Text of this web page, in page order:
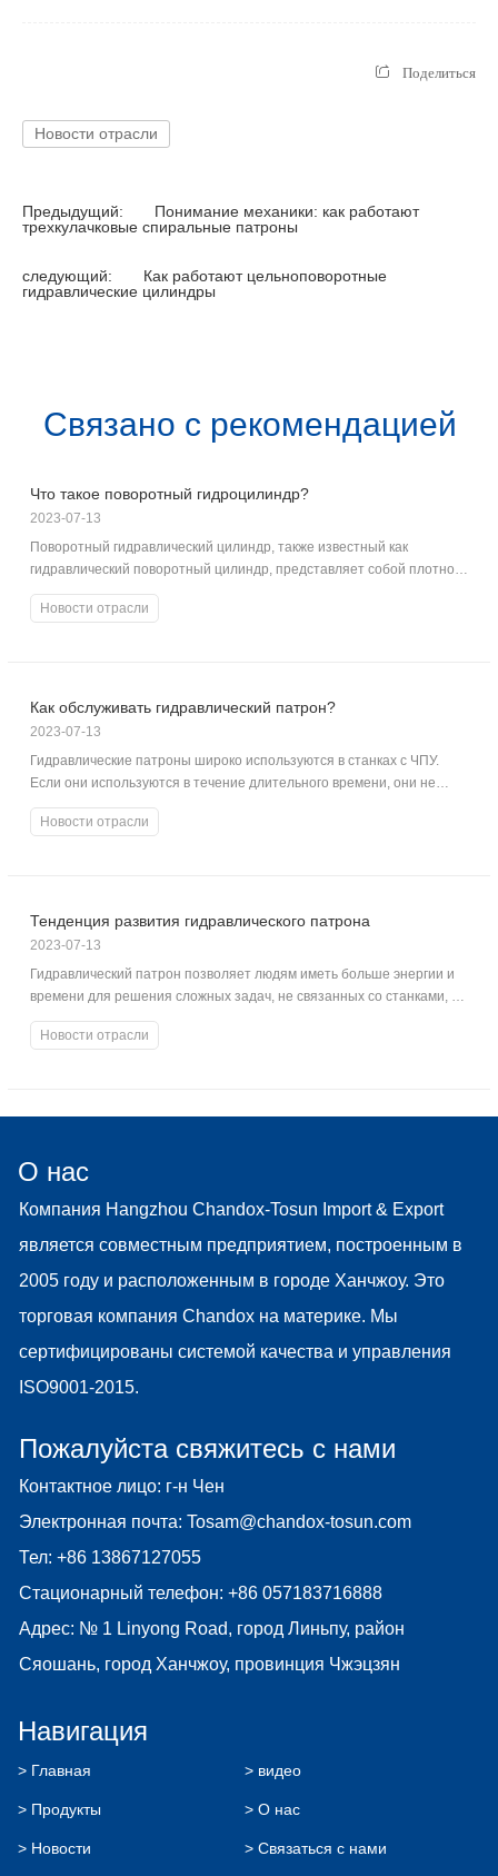
Поделиться
Новости отрасли
Предыдущий:
Понимание механики: как работают
трехкулачковые спиральные патроны
следующий:
Как работают цельноповоротные
гидравлические цилиндры
Связано с рекомендацией
Что такое поворотный гидроцилиндр?
2023-07-13
Поворотный гидравлический цилиндр, также известный как
гидравлический поворотный цилиндр, представляет собой плотно
собранный аксессуар, который использует гидравлическое
давление для создания очень высокого крутящего момента в
Новости отрасли
Как обслуживать гидравлический патрон?
2023-07-13
Гидравлические патроны широко используются в станках с ЧПУ.
Если они используются в течение длительного времени, они не
будут плотно зажаты.
Новости отрасли
Тенденция развития гидравлического патрона
2023-07-13
Гидравлический патрон позволяет людям иметь больше энергии и
времени для решения сложных задач, не связанных со станками, а
также для дальнейшей разработки станков и систем патронов.
Новости отрасли
О нас
Компания Hangzhou Chandox-Tosun Import & Export
является совместным предприятием, построенным в
2005 году и расположенным в городе Ханчжоу. Это
торговая компания Chandox на материке. Мы
сертифицированы системой качества и управления
ISO9001-2015.
Пожалуйста свяжитесь с нами
Контактное лицо: г-н Чен
Электронная почта: Tosam@chandox-tosun.com
Тел: +86 13867127055
Стационарный телефон: +86 057183716888
Адрес: № 1 Linyong Road, город Линьпу, район
Сяошань, город Ханчжоу, провинция Чжэцзян
Навигация
> Главная
> Продукты
> Новости
> видео
> О нас
> Связаться с нами